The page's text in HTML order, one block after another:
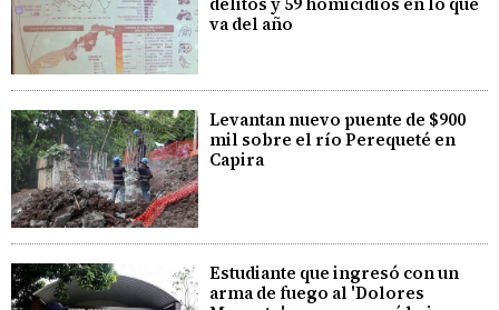
va del año
Levantan nuevo puente de $900
mil sobre el río Perequeté en
Capira
Estudiante que ingresó con un
arma de fuego al 'Dolores